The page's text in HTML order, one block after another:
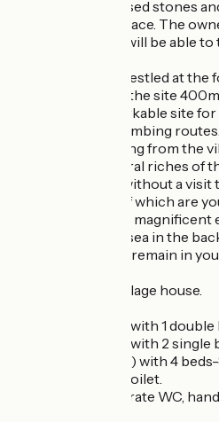
with beams, exposed stones
view from the terrace. The
Jeannoise family, will be able
Saint-Jeannet is nestled at
which dominates the site
'Baou'. It is a remarkable site
with numerous climbing
hiking trails starting from the
discover the natural riches of
leave St Jeannet without a
the two owners of which are
you will discover a
Tuscany with the sea in the
Saint-Jeannet will remain in
Duplex gîte in a village house.
- Bedroom (9 m²) with 1
- Bedroom (9 m²) with 2 single
- Bedroom (30 m²) with 4
- Bathroom with toilet.
- Bathroom. Separate WC,